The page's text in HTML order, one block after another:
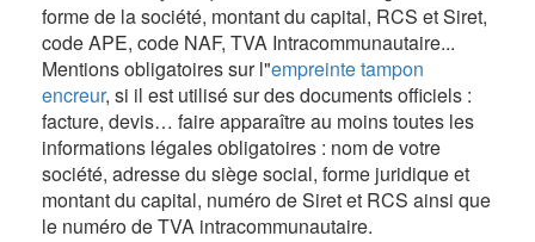
forme de la société, montant du capital, RCS et Siret,
code APE, code NAF, TVA Intracommunautaire...
Mentions obligatoires sur l"empreinte tampon
encreur, si il est utilisé sur des documents officiels :
facture, devis… faire apparaître au moins toutes les
informations légales obligatoires : nom de votre
société, adresse du siège social, forme juridique et
montant du capital, numéro de Siret et RCS ainsi que
le numéro de TVA intracommunautaire.